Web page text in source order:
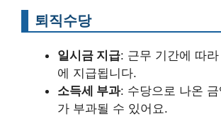
퇴직수당
일시금 지급: 근무 기간에 따
에 지급됩니다.
소득세 부과: 수당으로 나온
가 부과될 수 있어요.